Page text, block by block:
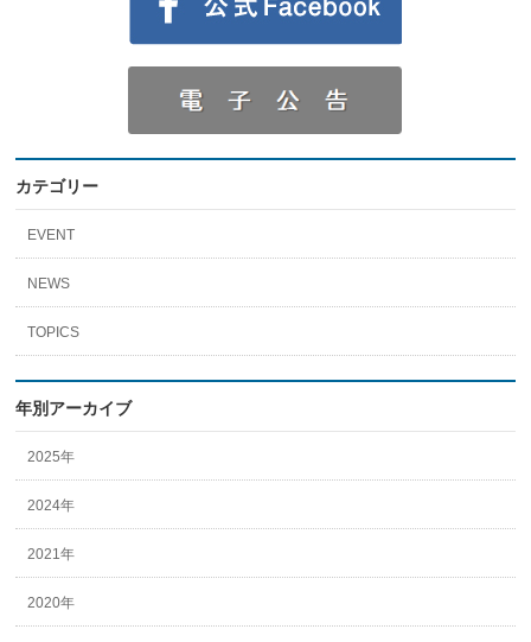
カテゴリー
EVENT
NEWS
TOPICS
年別アーカイブ
2025年
2024年
2021年
2020年